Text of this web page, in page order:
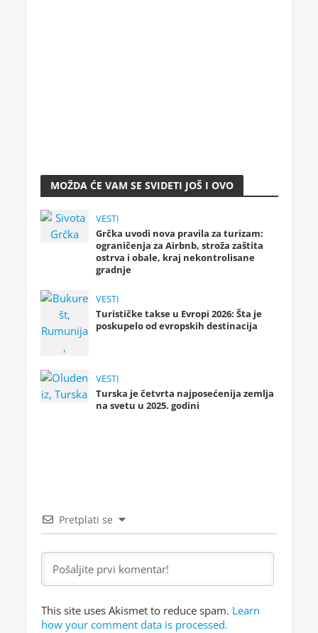
MOŽDA ĆE VAM SE SVIDETI JOŠ I OVO
VESTI
Grčka uvodi nova pravila za turizam:
ograničenja za Airbnb, stroža zaštita
ostrva i obale, kraj nekontrolisane
gradnje
VESTI
Turističke takse u Evropi 2026: Šta je
poskupelo od evropskih destinacija
VESTI
Turska je četvrta najposećenija zemlja
na svetu u 2025. godini
Pretplati se
This site uses Akismet to reduce spam. Learn
how your comment data is processed.